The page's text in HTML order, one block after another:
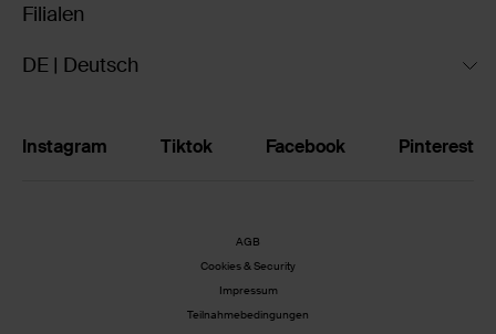
Filialen
DE | Deutsch
Instagram Tiktok Facebook Pinterest
AGB
Cookies & Security
Impressum
Teilnahmebedingungen